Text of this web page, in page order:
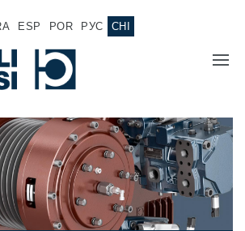
ESP POR РУС CHI